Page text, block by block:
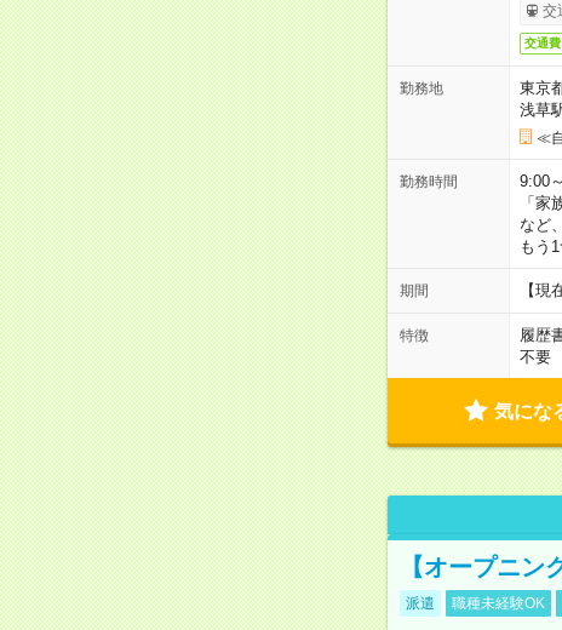
交
交通費
勤務地
東京
浅草
≪
勤務時間
9:00
「
など
もう
期間 【
特徴 履歴
不要
気にな
【オープニ
派遣 職種未経験OK